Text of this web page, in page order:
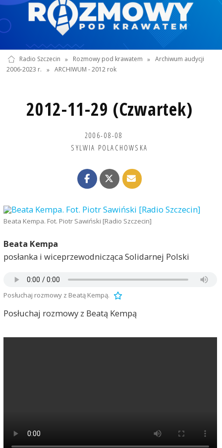
Radio Szczecin » Rozmowy pod krawatem » Archiwum audycji
2006-2023 r.
» ARCHIWUM - 2012 rok
2012-11-29 (Czwartek)
2006-08-08
SYLWIA POLACHOWSKA
Beata Kempa. Fot. Piotr Sawiński [Radio Szczecin]
Beata Kempa
posłanka i wiceprzewodnicząca Solidarnej Polski
Posłuchaj rozmowy z Beatą Kempą.
Posłuchaj rozmowy z Beatą Kempą